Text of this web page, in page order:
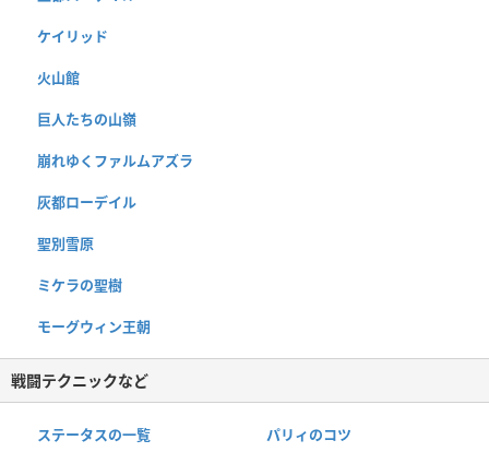
ケイリッド
火山館
巨人たちの山嶺
崩れゆくファルムアズラ
灰都ローデイル
聖別雪原
ミケラの聖樹
モーグウィン王朝
戦闘テクニックなど
ステータスの一覧 パリィのコツ